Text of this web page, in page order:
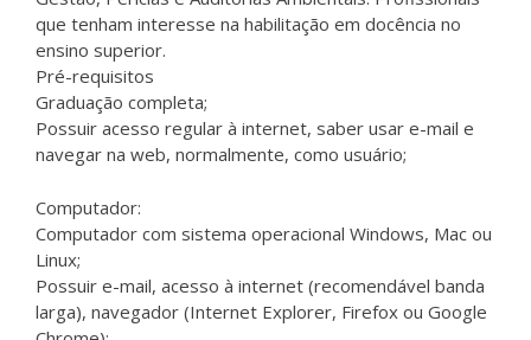
que tenham interesse na habilitação em docência no
ensino superior.
Pré-requisitos
Graduação completa;
Possuir acesso regular à internet, saber usar e-mail e
navegar na web, normalmente, como usuário;
Computador:
Computador com sistema operacional Windows, Mac ou
Linux;
Possuir e-mail, acesso à internet (recomendável banda
larga), navegador (Internet Explorer, Firefox ou Google